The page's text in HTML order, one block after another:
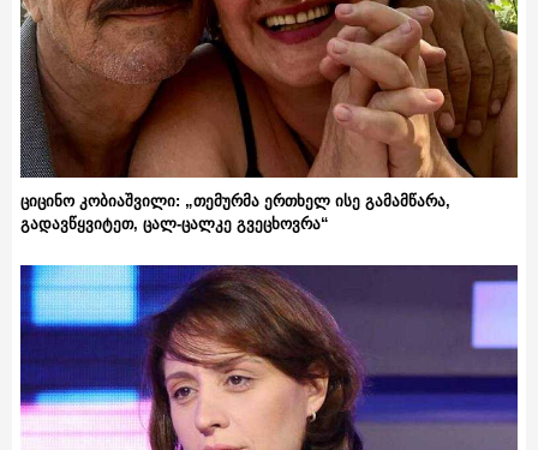
ციცინო კობიაშვილი: „თემურმა ერთხელ ისე გამამწარა,
გადავწყვიტეთ, ცალ-ცალკე გვეცხოვრა“